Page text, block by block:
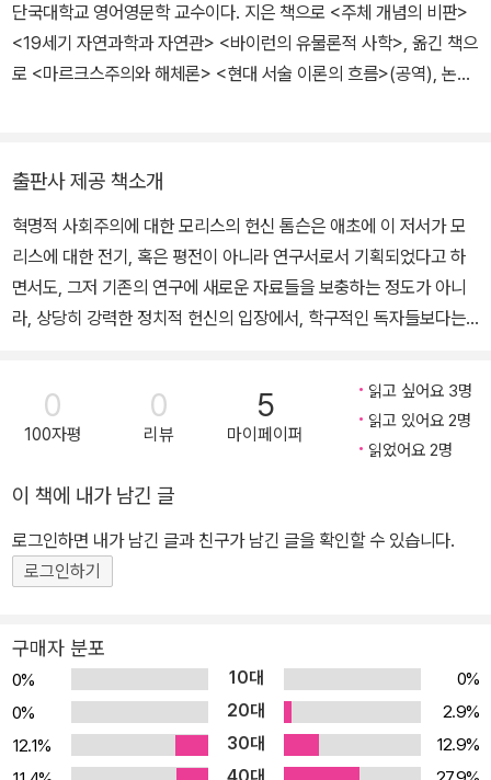
톰슨은 편집·구성 문제를 두고 페리 앤더슨 등과 알력을 빚으면서 잡
지 편집 활동을 그만두었다. 1960년대부터 1970년대 말까지 지속
적으로 핵무기 감축운동을 벌였으며, 1980년대에는 유럽 반핵운동
작《윌리엄 모리스―낭만주의자에서 혁명가로》(1955), 계급의 형성
성》(1963), 18세기 영국 민중사를 다룬《휘그파와 사냥꾼들》(197
5) 등이 있다. 그의 마지막 저서는 1993년에 그동안 쓴 글들을 모아
엮은《역사를 만듦Making History》이다. 인간의 ‘주체성’을 역사의
과정에서 가장 결정적인 것으로 보았던 역사유물론자 톰슨이 얼마나
단국대학교 영어영문학 교수이다. 지은 책으로 <주체 개념의 비판>
<19세기 자연과학과 자연관> <바이런의 유물론적 사학>, 옮긴 책으
로 <마르크스주의와 해체론> <현대 서술 이론의 흐름>(공역), 논문
출판사 제공 책소개
혁명적 사회주의에 대한 모리스의 헌신 톰슨은 애초에 이 저서가 모
리스에 대한 전기, 혹은 평전이 아니라 연구서로서 기획되었다고 하
면서도, 그저 기존의 연구에 새로운 자료들을 보충하는 정도가 아니
라, 상당히 강력한 정치적 헌신의 입장에서, 학구적인 독자들보다는
집필되었다고 말한다. 이는 이 방대한 저서가 모리스와 그의 시대에
대한 새로운 시각을 제공하는 것만이 아니라, 톰슨 자신이 활동하던 1
950년대 당시의 상황에 대한 문제의식에서 출발했음을 말해주는 것
뛰어난 일원이었으며, 엥겔스의 친구였고, 베벨, 리프크네히트, 엘리
노어 마르크스, 베른슈타인의 동지이자 동료였다. 모리스는 마르크스
주의 전통과 전체적으로 교류하였고, 마르크스주의의 전통에 대한 모
리스의 독창적인 기여는 오늘날 훨씬 더 적절한 의미가 있다고 톰슨
했지만, 역사적이고 유토피아적인 사상에서는 마르크스가 침묵한 어
떤 부분을 메워주었으며, 이미 교조적으로 굳어지고 있던 1880년대
의 마르크스주의 교리에 대해 중요한 문제를 제기했기 때문이다. 그
러나 이 책은 출간 직후 대체로 마르크스주의적 교조주의가 모리스에
0
100자평
0
리뷰
5
마이페이퍼
읽고 싶어요 3명
읽고 있어요 2명
읽었어요 2명
이 책에 내가 남긴 글
로그인하면 내가 남긴 글과 친구가 남긴 글을 확인할 수 있습니다.
로그인하기
구매자 분포
0% 10대
0%
0%
20대
2.9%
12.1%
30대
12.9%